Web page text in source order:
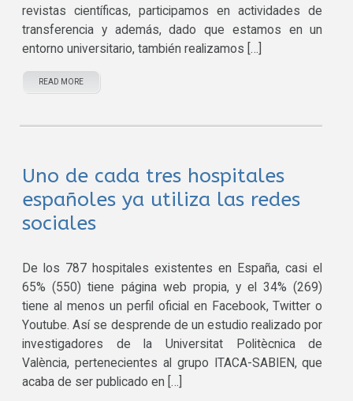
revistas científicas, participamos en actividades de
transferencia y además, dado que estamos en un
entorno universitario, también realizamos […]
READ MORE
Uno de cada tres hospitales
españoles ya utiliza las redes
sociales
De los 787 hospitales existentes en España, casi el
65% (550) tiene página web propia, y el 34% (269)
tiene al menos un perfil oficial en Facebook, Twitter o
Youtube. Así se desprende de un estudio realizado por
investigadores de la Universitat Politècnica de
València, pertenecientes al grupo ITACA-SABIEN, que
acaba de ser publicado en […]